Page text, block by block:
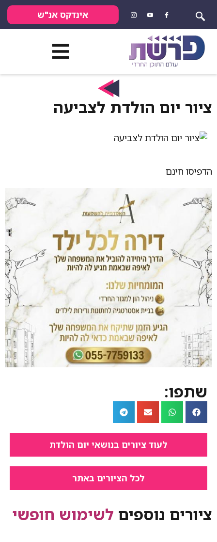
אינדקס אנ"ש
ציור יום הולדת לצביעה
הדפיסו חינם
שתפו:
לעוד ציורים בנושאי יום הולדת
לכל הציורים באתר
ציורים נוספים לשימוש חופשי